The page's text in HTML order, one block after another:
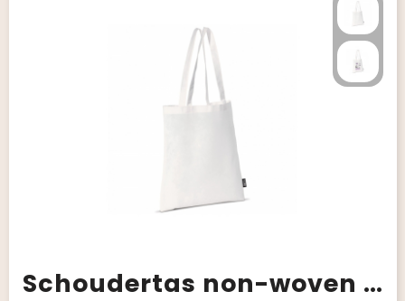
Schoudertas non-woven wit 75g/m²